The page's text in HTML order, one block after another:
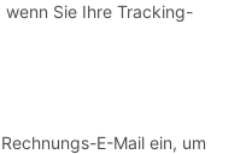
Sie Ihre Tracking-
E-Mail ein, um